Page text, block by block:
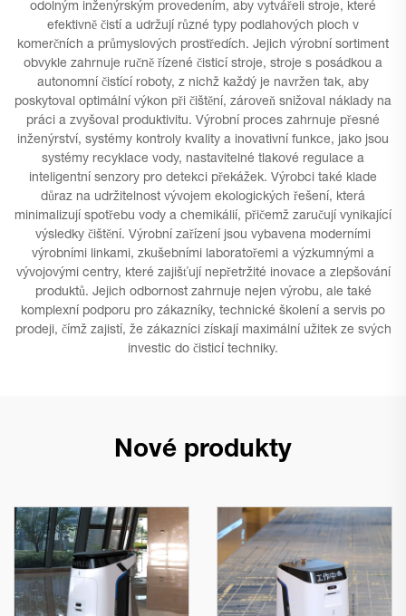
odolným inženýrským provedením, aby vytvářeli stroje, které
efektivně čistí a udržují různé typy podlahových ploch v
komerčních a průmyslových prostředích. Jejich výrobní sortiment
obvykle zahrnuje ručně řízené čisticí stroje, stroje s posádkou a
autonomní čistící roboty, z nichž každý je navržen tak, aby
poskytoval optimální výkon při čištění, zároveň snižoval náklady na
práci a zvyšoval produktivitu. Výrobní proces zahrnuje přesné
inženýrství, systémy kontroly kvality a inovativní funkce, jako jsou
systémy recyklace vody, nastavitelné tlakové regulace a
inteligentní senzory pro detekci překážek. Výrobci také klade
důraz na udržitelnost vývojem ekologických řešení, která
minimalizují spotřebu vody a chemikálií, přičemž zaručují vynikající
výsledky čištění. Výrobní zařízení jsou vybavena moderními
výrobními linkami, zkušebními laboratořemi a výzkumnými a
vývojovými centry, které zajišťují nepřetržité inovace a zlepšování
produktů. Jejich odbornost zahrnuje nejen výrobu, ale také
komplexní podporu pro zákazníky, technické školení a servis po
prodeji, čímž zajistí, že zákazníci získají maximální užitek ze svých
investic do čisticí techniky.
Nové produkty